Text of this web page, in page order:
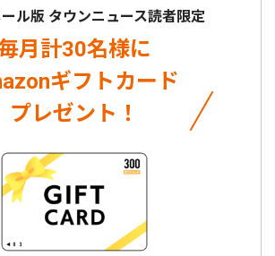
ル版 タウンニュース読者限定
月計30名様に
ギフトカード
プレゼント！